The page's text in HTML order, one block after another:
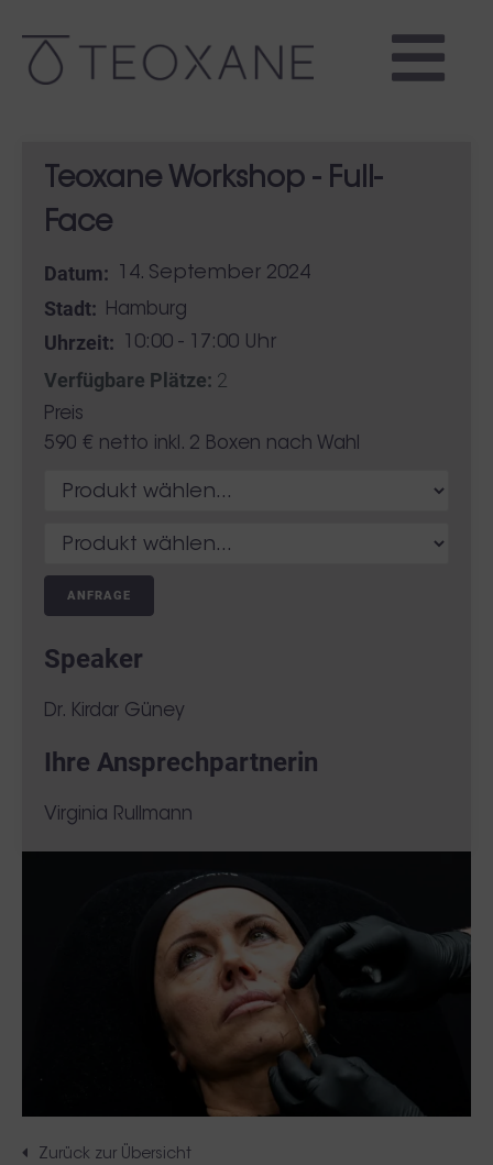
Zurück zur Übersicht
Teoxane Workshop - Full-
Face
Datum: 14. September 2024
Stadt: Hamburg
Uhrzeit: 10:00 - 17:00 Uhr
Verfügbare Plätze: 2
Preis
590 € netto inkl. 2 Boxen nach Wahl
ANFRAGE
Speaker
Dr. Kirdar Güney
Ihre Ansprechpartnerin
Virginia Rullmann